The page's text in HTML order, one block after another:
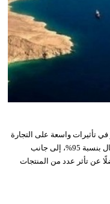
تأثيرات واسعة على التجارة
العالمية، مع تراجع صادرات الغاز الطبيعي المسال بنسبة 95%، إلى جانب
أسمدة اليوريا بنسبة 83%، فضلًا عن تأثر عدد من المنتجات